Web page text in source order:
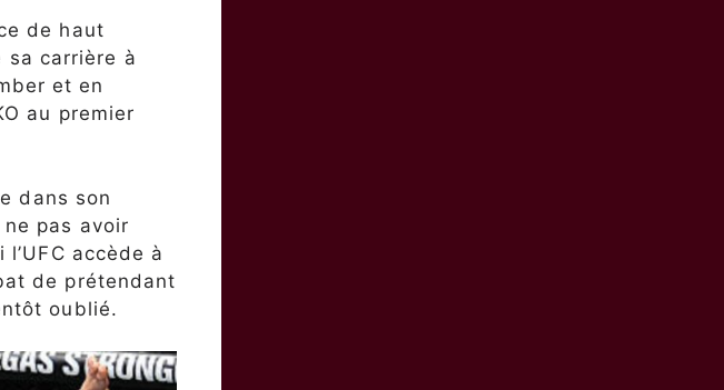
de haut
sa carrière à
et en
au premier
dans son
pas avoir
accède à
de prétendant
oublié.